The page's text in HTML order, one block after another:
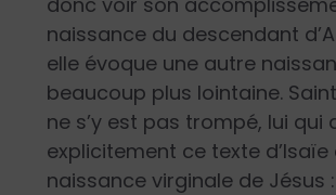
naissance du descendant
elle évoque une autre
beaucoup plus lointaine.
ne s’y est pas trompé, lui qui
explicitement ce texte d’Isaïe
naissance virginale de Jésus :